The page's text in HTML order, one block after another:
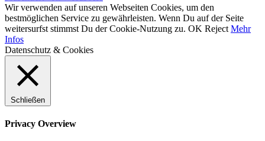
Wir verwenden auf unseren Webseiten Cookies, um den
bestmöglichen Service zu gewährleisten. Wenn Du auf der Seite
weitersurfst stimmst Du der Cookie-Nutzung zu. OK Reject Mehr
Infos
Datenschutz & Cookies
Schließen
Privacy Overview